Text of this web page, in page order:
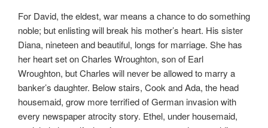
For David, the eldest, war means a chance to do something
noble; but enlisting will break his mother’s heart. His sister
Diana, nineteen and beautiful, longs for marriage. She has
her heart set on Charles Wroughton, son of Earl
Wroughton, but Charles will never be allowed to marry a
banker’s daughter. Below stairs, Cook and Ada, the head
housemaid, grow more terrified of German invasion with
every newspaper atrocity story. Ethel, under housemaid,